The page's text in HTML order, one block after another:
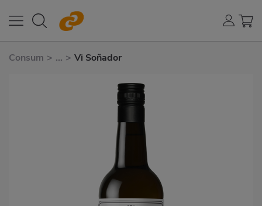
Consum > ... > Vi Soñador